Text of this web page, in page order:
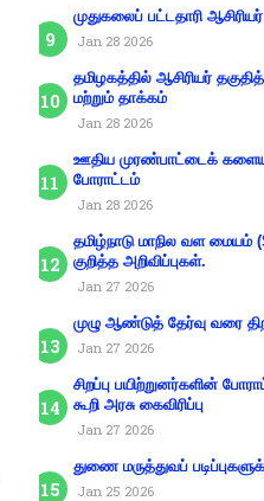
முதுகலைப் பட்டதாரி
Jan 28 2026
தமிழகத்தில் ஆசிரியர்
மற்றும் தாக்கம்
Jan 28 2026
ஊதிய முரண்பாட்டைக்
போராட்டம்
Jan 28 2026
தமிழ்நாடு மாநில வள மையம்
குறித்த அறிவிப்புகள்.
Jan 27 2026
முழு ஆண்டுத் தேர்வு வரை
Jan 27 2026
சிறப்பு பயிற்றுனர்களின்
கூறி அரசு கைவிரிப்பு
Jan 27 2026
துணை மருத்துவப்
Jan 25 2026